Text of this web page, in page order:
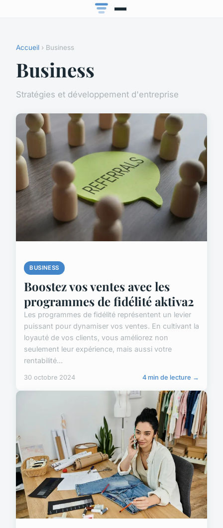
Accueil › Business
Business
Stratégies et développement d'entreprise
BUSINESS
Boostez vos ventes avec les
programmes de fidélité aktiva2
Les programmes de fidélité représentent un levier
puissant pour dynamiser vos ventes. En cultivant la
loyauté de vos clients, vous améliorez non
seulement leur expérience, mais aussi votre
rentabilité...
30 octobre 2024 4 min de lecture →